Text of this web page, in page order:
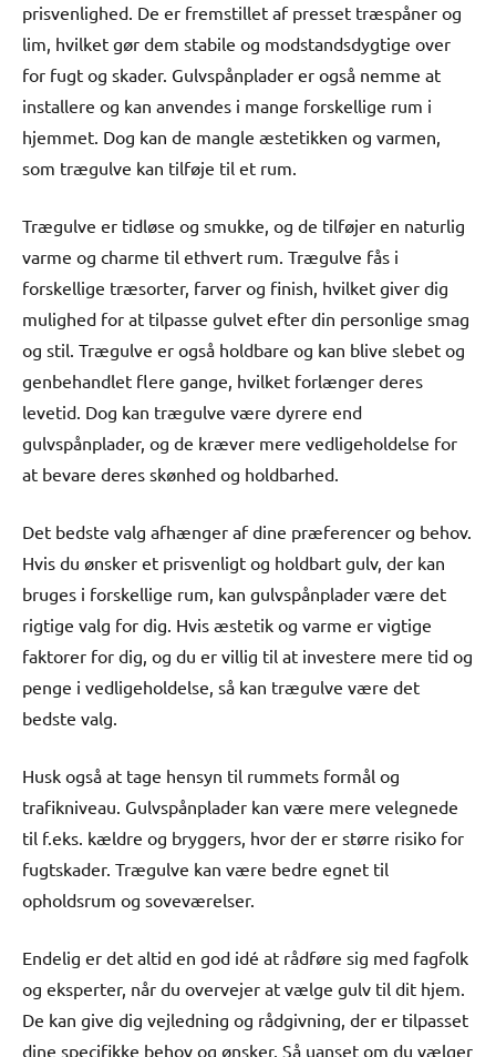
prisvenlighed. De er fremstillet af presset træspåner og
lim, hvilket gør dem stabile og modstandsdygtige over
for fugt og skader. Gulvspånplader er også nemme at
installere og kan anvendes i mange forskellige rum i
hjemmet. Dog kan de mangle æstetikken og varmen,
som trægulve kan tilføje til et rum.
Trægulve er tidløse og smukke, og de tilføjer en naturlig
varme og charme til ethvert rum. Trægulve fås i
forskellige træsorter, farver og finish, hvilket giver dig
mulighed for at tilpasse gulvet efter din personlige smag
og stil. Trægulve er også holdbare og kan blive slebet og
genbehandlet flere gange, hvilket forlænger deres
levetid. Dog kan trægulve være dyrere end
gulvspånplader, og de kræver mere vedligeholdelse for
at bevare deres skønhed og holdbarhed.
Det bedste valg afhænger af dine præferencer og behov.
Hvis du ønsker et prisvenligt og holdbart gulv, der kan
bruges i forskellige rum, kan gulvspånplader være det
rigtige valg for dig. Hvis æstetik og varme er vigtige
faktorer for dig, og du er villig til at investere mere tid og
penge i vedligeholdelse, så kan trægulve være det
bedste valg.
Husk også at tage hensyn til rummets formål og
trafikniveau. Gulvspånplader kan være mere velegnede
til f.eks. kældre og bryggers, hvor der er større risiko for
fugtskader. Trægulve kan være bedre egnet til
opholdsrum og soveværelser.
Endelig er det altid en god idé at rådføre sig med fagfolk
og eksperter, når du overvejer at vælge gulv til dit hjem.
De kan give dig vejledning og rådgivning, der er tilpasset
dine specifikke behov og ønsker. Så uanset om du vælger